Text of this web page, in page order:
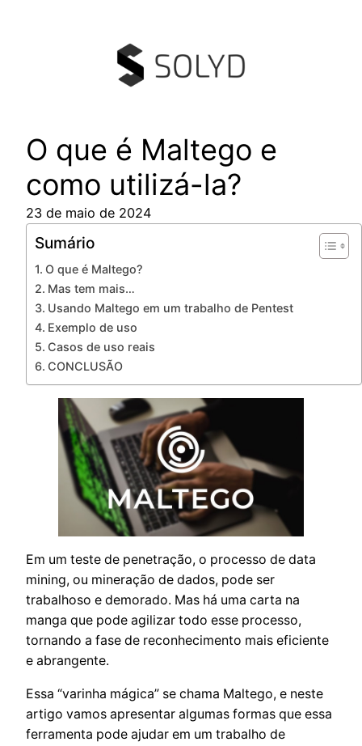
O que é Maltego e
como utilizá-la?
23 de maio de 2024
Sumário
O que é Maltego?
Mas tem mais…
Usando Maltego em um trabalho de Pentest
Exemplo de uso
Casos de uso reais
CONCLUSÃO
Em um teste de penetração, o processo de data
mining, ou mineração de dados, pode ser
trabalhoso e demorado. Mas há uma carta na
manga que pode agilizar todo esse processo,
tornando a fase de reconhecimento mais eficiente
e abrangente.
Essa “varinha mágica” se chama Maltego, e neste
artigo vamos apresentar algumas formas que essa
ferramenta pode ajudar em um trabalho de